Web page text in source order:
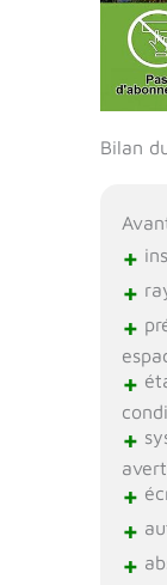
Bilan
+
+
+
+
+
+
+
+